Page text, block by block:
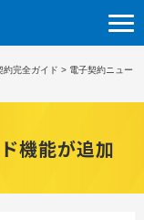
約完全ガイド > 電子契約ニュー
機能が追加